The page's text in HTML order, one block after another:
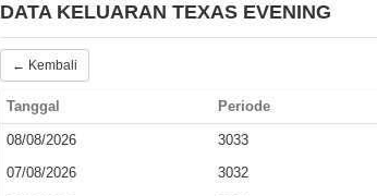
DATA KELUARAN TEXAS EVENING
← Kembali
Tanggal Periode
08/08/2026 3033
07/08/2026
3032